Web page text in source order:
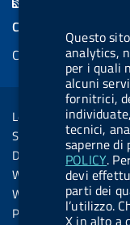
Questo
analytics,
per i quali
alcuni
fornitrici,
tecnici,
saperne di
POLICY.
devi
parti dei
l’utilizzo.
X in alto a
l
.
b
u
t
t
o
n
.
s
k
y
COOKIES
Cookie management
Sezione Link
Legal notice
Social Media Policy
Dichiarazione di
Web accessibility
Website statistics
Privacy